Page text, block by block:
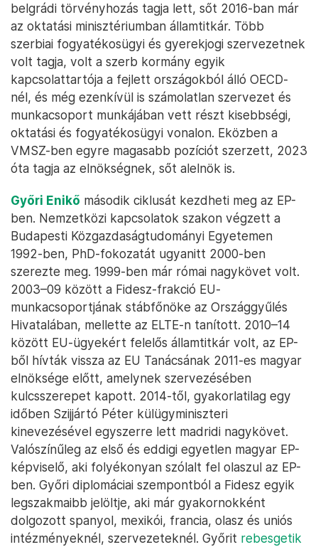
belgrádi törvényhozás tagja lett, sőt 2016-ban már
az oktatási minisztériumban államtitkár. Több
szerbiai fogyatékosügyi és gyerekjogi szervezetnek
volt tagja, volt a szerb kormány egyik
kapcsolattartója a fejlett országokból álló OECD-
nél, és még ezenkívül is számolatlan szervezet és
munkacsoport munkájában vett részt kisebbségi,
oktatási és fogyatékosügyi vonalon. Eközben a
VMSZ-ben egyre magasabb pozíciót szerzett, 2023
óta tagja az elnökségnek, sőt alelnök is.
Győri Enikő második ciklusát kezdheti meg az EP-
ben. Nemzetközi kapcsolatok szakon végzett a
Budapesti Közgazdaságtudományi Egyetemen
1992-ben, PhD-fokozatát ugyanitt 2000-ben
szerezte meg. 1999-ben már római nagykövet volt.
2003–09 között a Fidesz-frakció EU-
munkacsoportjának stábfőnöke az Országgyűlés
Hivatalában, mellette az ELTE-n tanított. 2010–14
között EU-ügyekért felelős államtitkár volt, az EP-
ből hívták vissza az EU Tanácsának 2011-es magyar
elnöksége előtt, amelynek szervezésében
kulcsszerepet kapott. 2014-től, gyakorlatilag egy
időben Szijjártó Péter külügyminiszteri
kinevezésével egyszerre lett madridi nagykövet.
Valószínűleg az első és eddigi egyetlen magyar EP-
képviselő, aki folyékonyan szólalt fel olaszul az EP-
ben. Győri diplomáciai szempontból a Fidesz egyik
legszakmaibb jelöltje, aki már gyakornokként
dolgozott spanyol, mexikói, francia, olasz és uniós
intézményeknél, szervezeteknél. Győrit rebesgetik